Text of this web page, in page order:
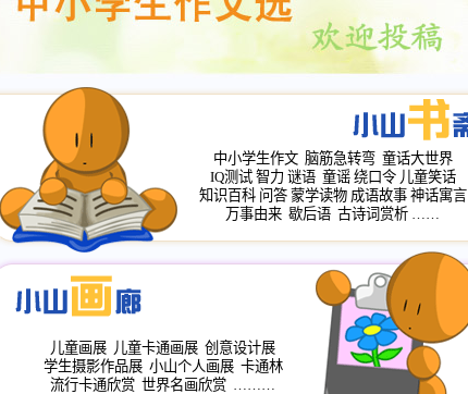
中小学生作文 脑筋急转弯 童话大世界
IQ测试 智力 谜语 童谣 绕口令 儿童笑话
知识百科 问答 蒙学读物 成语故事 神话寓言
万事由来 歇后语 古诗词赏析 ……
儿童画展 儿童卡通画展 创意设计展
学生摄影作品展 小山个人画展 卡通林
流行卡通欣赏 世界名画欣赏 ………